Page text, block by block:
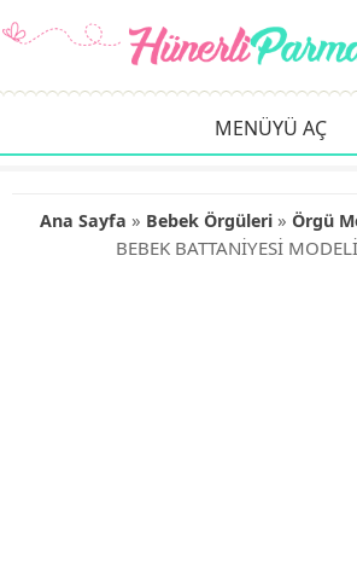
MENÜYÜ AÇ
Ana Sayfa » Bebek Örgüleri » Örgü
BEBEK BATTANİYESİ